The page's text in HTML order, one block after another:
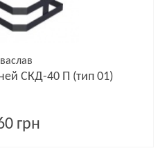
СКД-40 П (тип 01)
грн